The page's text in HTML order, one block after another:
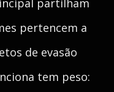
partilham
pertencem a
de evasão
tem peso: